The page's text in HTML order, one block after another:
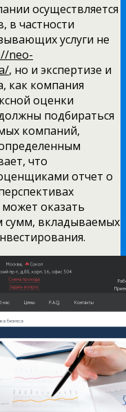
осуществляется
в частности
услуги не
neo-
, но и экспертизе и
как компания
оценки
подбираться
компаний,
что
отчет о
оказать
сумм, вкладываемых